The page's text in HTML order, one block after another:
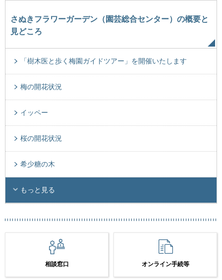
さぬきフラワーガーデン（園芸総合センター）の概要と
見どころ
「樹木医と歩く梅園ガイドツアー」を開催いたします
梅の開花状況
イッペー
桜の開花状況
希少糖の木
もっと見る
相談窓口 オンライン手続等